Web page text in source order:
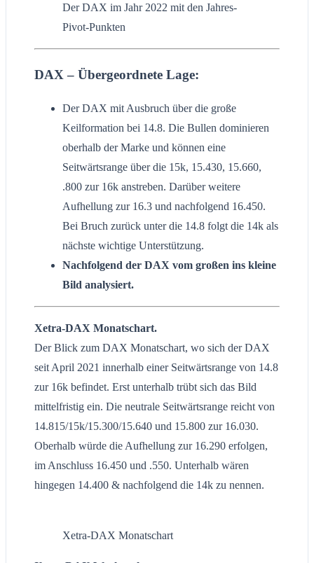
Der DAX im Jahr 2022 mit den Jahres-
Pivot-Punkten
DAX – Übergeordnete Lage:
Der DAX mit Ausbruch über die große
Keilformation bei 14.8. Die Bullen dominieren
oberhalb der Marke und können eine
Seitwärtsrange über die 15k, 15.430, 15.660,
.800 zur 16k anstreben. Darüber weitere
Aufhellung zur 16.3 und nachfolgend 16.450.
Bei Bruch zurück unter die 14.8 folgt die 14k als
nächste wichtige Unterstützung.
Nachfolgend der DAX vom großen ins kleine
Bild analysiert.
Xetra-DAX Monatschart.
Der Blick zum DAX Monatschart, wo sich der DAX
seit April 2021 innerhalb einer Seitwärtsrange von 14.8
zur 16k befindet. Erst unterhalb trübt sich das Bild
mittelfristig ein. Die neutrale Seitwärtsrange reicht von
14.815/15k/15.300/15.640 und 15.800 zur 16.030.
Oberhalb würde die Aufhellung zur 16.290 erfolgen,
im Anschluss 16.450 und .550. Unterhalb wären
hingegen 14.400 & nachfolgend die 14k zu nennen.
Xetra-DAX Monatschart